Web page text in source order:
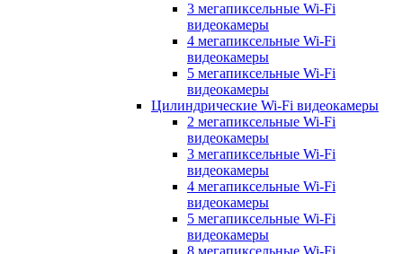
3 мегапиксельные Wi-Fi
видеокамеры
4 мегапиксельные Wi-Fi
видеокамеры
5 мегапиксельные Wi-Fi
видеокамеры
Цилиндрические Wi-Fi видеокамеры
2 мегапиксельные Wi-Fi
видеокамеры
3 мегапиксельные Wi-Fi
видеокамеры
4 мегапиксельные Wi-Fi
видеокамеры
5 мегапиксельные Wi-Fi
видеокамеры
8 мегапиксельные Wi-Fi